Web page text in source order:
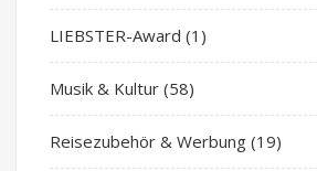
LIEBSTER-Award (1)
Musik & Kultur (58)
Reisezubehör & Werbung (19)